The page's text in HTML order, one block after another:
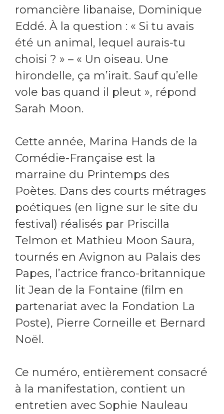
romancière libanaise, Dominique
Eddé. À la question : « Si tu avais
été un animal, lequel aurais-tu
choisi ? » – « Un oiseau. Une
hirondelle, ça m’irait. Sauf qu’elle
vole bas quand il pleut », répond
Sarah Moon.
Cette année, Marina Hands de la
Comédie-Française est la
marraine du Printemps des
Poètes. Dans des courts métrages
poétiques (en ligne sur le site du
festival) réalisés par Priscilla
Telmon et Mathieu Moon Saura,
tournés en Avignon au Palais des
Papes, l’actrice franco-britannique
lit Jean de la Fontaine (film en
partenariat avec la Fondation La
Poste), Pierre Corneille et Bernard
Noël.
Ce numéro, entièrement consacré
à la manifestation, contient un
entretien avec Sophie Nauleau